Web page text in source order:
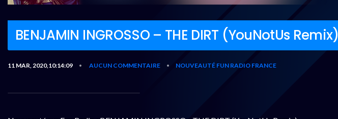
BENJAMIN INGROSSO – THE DIRT (YouNotUs Remix)
11 MAR, 2020,10:14:09 • AUCUN COMMENTAIRE • NOUVEAUTÉ FUN RADIO FRANCE